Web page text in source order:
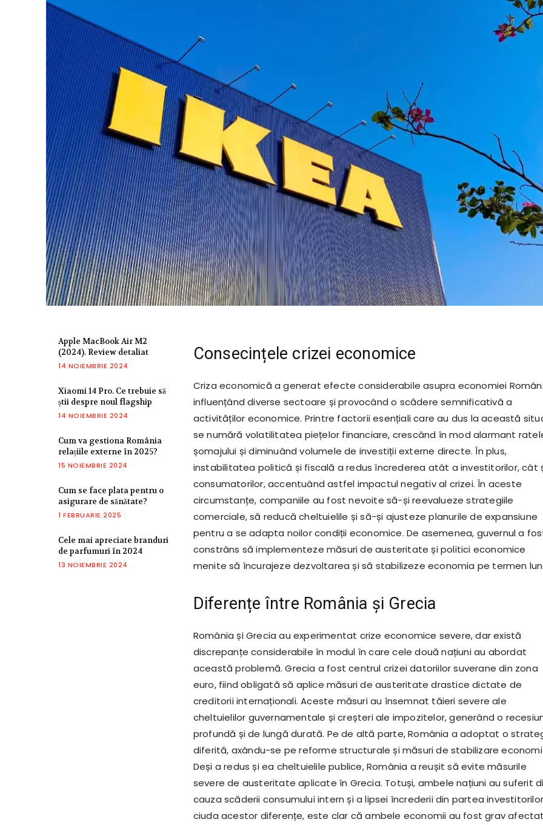
Apple MacBook Air M2
(2024). Review detaliat
14 NOIEMBRIE 2024
Xiaomi 14 Pro. Ce trebuie să
știi despre noul flagship
14 NOIEMBRIE 2024
Cum va gestiona România
relațiile externe în 2025?
15 NOIEMBRIE 2024
Cum se face plata pentru o
asigurare de sănătate?
1 FEBRUARIE 2025
Cele mai apreciate branduri
de parfumuri în 2024
13 NOIEMBRIE 2024
Consecințele crizei economice
Criza economică a generat efecte considerabile asupra economiei
influențând diverse sectoare și provocând o scădere semnificativă a
activităților economice. Printre factorii esențiali care au dus la această
se numără volatilitatea piețelor financiare, crescând în mod alarmant
șomajului și diminuând volumele de investiții externe directe. În plus,
instabilitatea politică și fiscală a redus încrederea atât a investitorilor, cât
consumatorilor, accentuând astfel impactul negativ al crizei. În aceste
circumstanțe, companiile au fost nevoite să-și reevalueze strategiile
comerciale, să reducă cheltuielile și să-și ajusteze planurile de expansiune
pentru a se adapta noilor condiții economice. De asemenea, guvernul a
constrâns să implementeze măsuri de austeritate și politici economice
menite să încurajeze dezvoltarea și să stabilizeze economia pe termen
Diferențe între România și Grecia
România și Grecia au experimentat crize economice severe, dar există
discrepanțe considerabile în modul în care cele două națiuni au abordat
această problemă. Grecia a fost centrul crizei datoriilor suverane din zona
euro, fiind obligată să aplice măsuri de austeritate drastice dictate de
creditorii internaționali. Aceste măsuri au însemnat tăieri severe ale
cheltuielilor guvernamentale și creșteri ale impozitelor, generând o
profundă și de lungă durată. Pe de altă parte, România a adoptat o
diferită, axându-se pe reforme structurale și măsuri de stabilizare
Deși a redus și ea cheltuielile publice, România a reușit să evite măsurile
severe de austeritate aplicate în Grecia. Totuși, ambele națiuni au suferit
cauza scăderii consumului intern și a lipsei încrederii din partea
ciuda acestor diferențe, este clar că ambele economii au fost grav